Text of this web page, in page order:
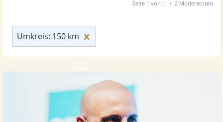
Umkreis: 150 km
Seite 1 von 1 2 Moderatoren